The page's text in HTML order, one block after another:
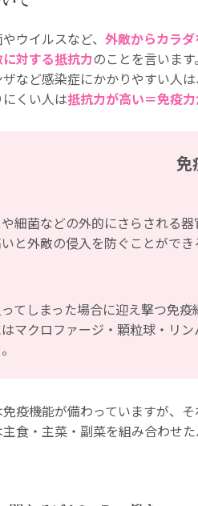
ウイルスなど、 外敵からカラ
対する抵抗力のことを言います。
など感染症にかかりやすい人
くい人は抵抗力が高い＝免疫
免
細菌などの外的にさらされる
と外敵の侵入を防ぐことができ
てしまった場合に迎え撃つ免疫
マクロファージ・顆粒球・リ
疫機能が備わっていますが、
食・主菜・副菜を組み合わせ